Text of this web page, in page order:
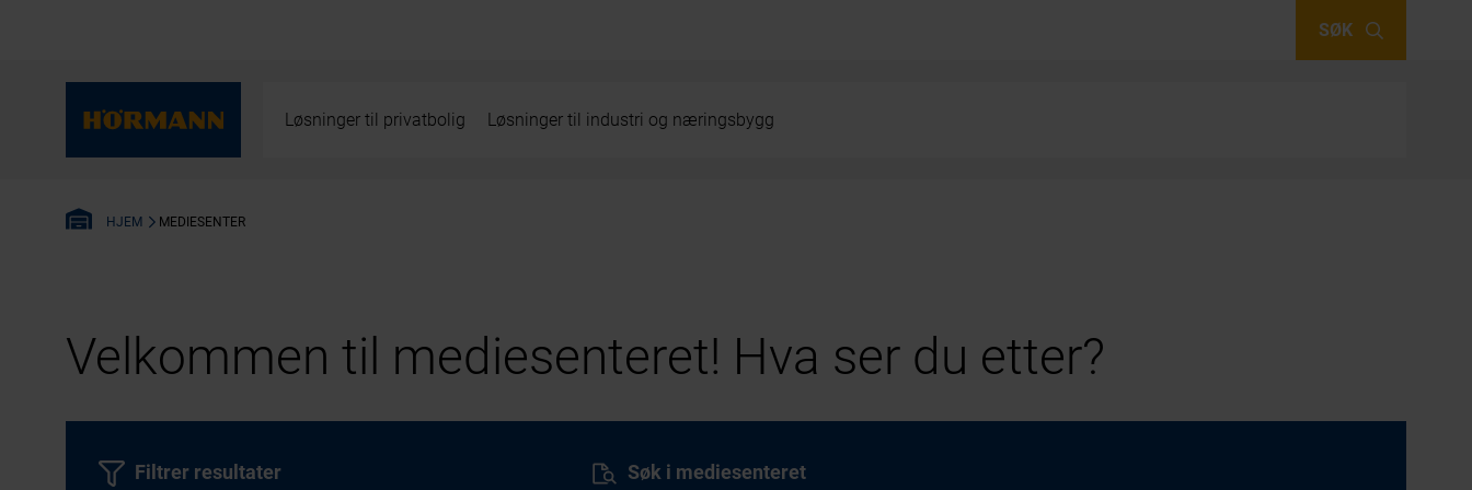
SØK
Løsninger til privatbolig Løsninger til industri og næringsbygg
HJEM MEDIESENTER
Velkommen til mediesenteret! Hva ser du etter?
Søk i mediesenteret
Filtrer resultater